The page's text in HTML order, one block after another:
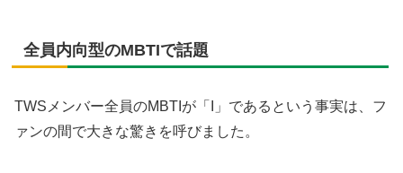
全員内向型のMBTIで話題
TWSメンバー全員のMBTIが「I」であるという事実は、フ
ァンの間で大きな驚きを呼びました。